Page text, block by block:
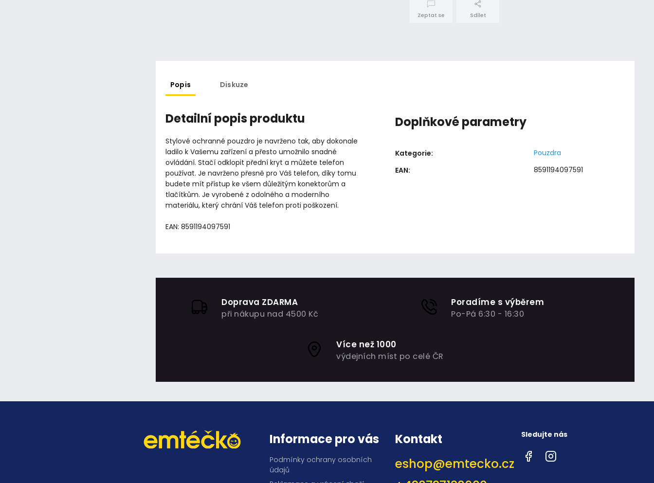
Zeptat se Sdílet
Popis Diskuze
Detailní popis produktu
Stylové ochranné pouzdro je navrženo tak, aby dokonale
ladilo k Vašemu zařízení a přesto umožnilo snadné
ovládání. Stačí odklopit přední kryt a můžete telefon
používat. Je navrženo přesně pro Váš telefon, díky tomu
budete mít přístup ke všem důležitým konektorům a
tlačítkům. Je vyrobené z odolného a moderního
materiálu, který chrání Váš telefon proti poškození.
EAN: 8591194097591
Doplňkové parametry
Kategorie:
Pouzdra
EAN: 8591194097591
Doprava ZDARMA
při nákupu nad 4500 Kč
Poradíme s výběrem
Po-Pá 6:30 - 16:30
Více než 1000
výdejních míst po celé ČR
Informace pro vás
Podmínky ochrany osobních
údajů
Kontakt
eshop@emtecko.cz
Sledujte nás
FacebookInstagram